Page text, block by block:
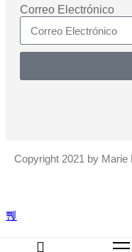
Correo Electrónico
Copyright 2021 by Marie